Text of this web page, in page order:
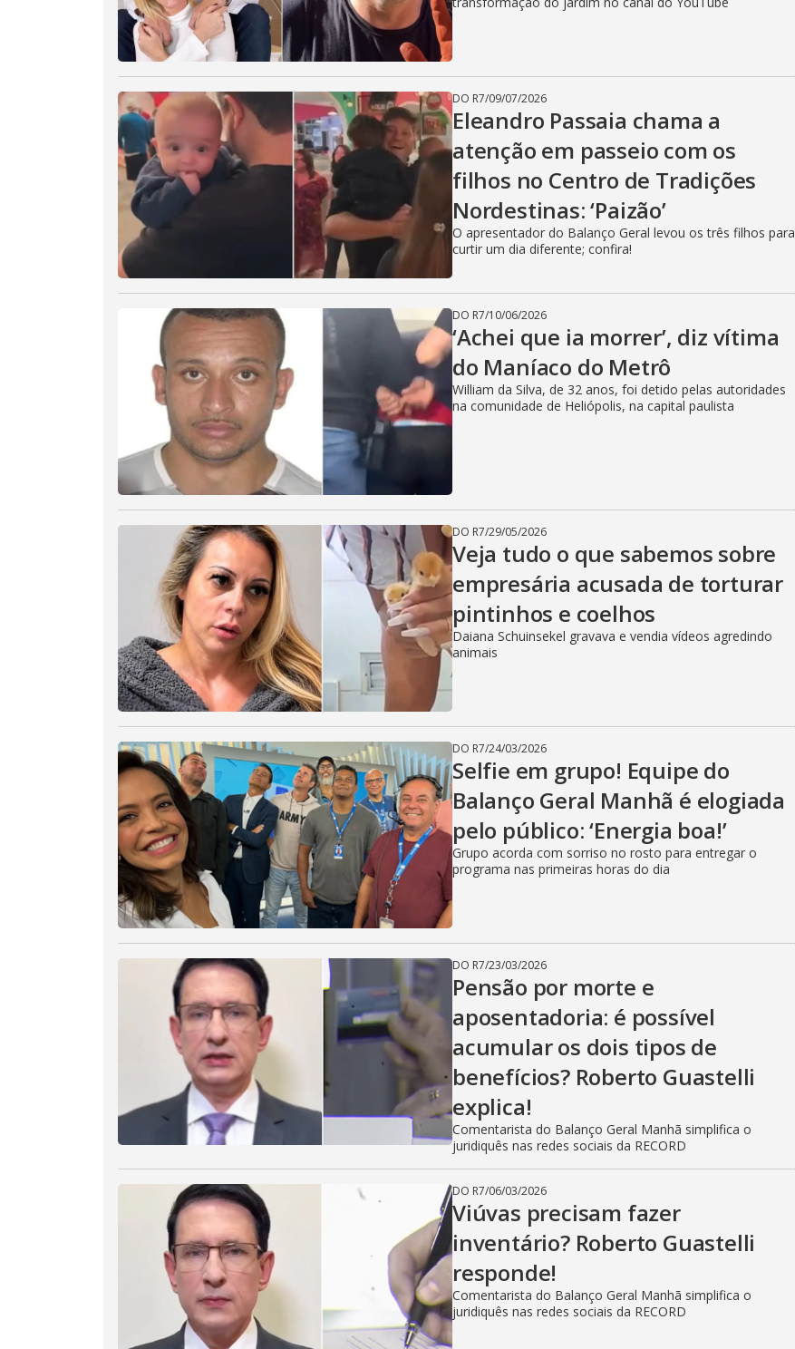
i
d
e
o
DO R7/09/07/2026
Eleandro Passaia chama a
atenção em passeio com os
filhos no Centro de Tradições
Nordestinas: ‘Paizão’
O apresentador do Balanço Geral levou os três filhos para
curtir um dia diferente; confira!
DO R7/10/06/2026
‘Achei que ia morrer’, diz vítima
do Maníaco do Metrô
William da Silva, de 32 anos, foi detido pelas autoridades
na comunidade de Heliópolis, na capital paulista
DO R7/29/05/2026
Veja tudo o que sabemos sobre
empresária acusada de torturar
pintinhos e coelhos
Daiana Schuinsekel gravava e vendia vídeos agredindo
animais
DO R7/24/03/2026
Selfie em grupo! Equipe do
Balanço Geral Manhã é elogiada
pelo público: ‘Energia boa!’
Grupo acorda com sorriso no rosto para entregar o
programa nas primeiras horas do dia
DO R7/23/03/2026
Pensão por morte e
aposentadoria: é possível
acumular os dois tipos de
benefícios? Roberto Guastelli
explica!
Comentarista do Balanço Geral Manhã simplifica o
juridiquês nas redes sociais da RECORD
DO R7/06/03/2026
Viúvas precisam fazer
inventário? Roberto Guastelli
responde!
Comentarista do Balanço Geral Manhã simplifica o
juridiquês nas redes sociais da RECORD